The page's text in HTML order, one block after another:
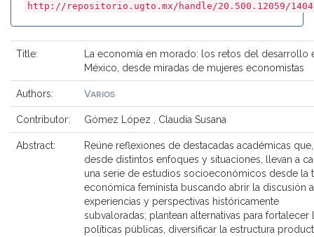
http://repositorio.ugto.mx/handle/20.500.12059/
Title:
La economía en morado: los retos del desarrollo
México, desde miradas de mujeres economistas
Authors: Varios
Contributor: Gómez López , Claudia Susana
Abstract:
Reúne reflexiones de destacadas académicas que,
desde distintos enfoques y situaciones, llevan a
una serie de estudios socioeconómicos desde la
económica feminista buscando abrir la discusión a
experiencias y perspectivas históricamente
subvaloradas; plantean alternativas para fortalecer
políticas públicas, diversificar la estructura